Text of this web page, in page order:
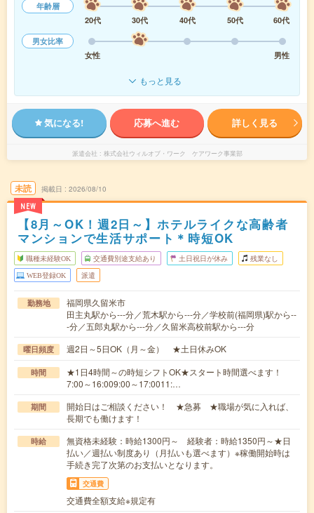
年齢層
20代
30代 40代 50代
60代
男女比率
女性
男性
もっと見る
気になる! 応募へ進む 詳しく見る
派遣会社 株式会社ウィルオブ・ワーク ケアワーク事業部
未読
NEW
掲載日 2026/08/10
【8月～OK！週2日～】ホテルライクな高齢者
マンションで生活サポート＊時短OK
職種未経験OK 交通費別途支給あり 土日祝日が休み 残業なし
WEB登録OK 派遣
勤務地
福岡県久留米市
田主丸駅から---分／荒木駅から---分／学校前(福岡県)駅から--
-分／五郎丸駅から---分／久留米高校前駅から---分
曜日頻度 週2日～5日OK（月～金） ★土日休みOK
時間
★1日4時間～の時短シフトOK★スタート時間選べます！
7:00～16:009:00～17:0011:…
期間
開始日はご相談ください！ ★急募 ★職場が気に入れば、
長期でも働けます！
時給
無資格未経験：時給1300円～ 経験者：時給1350円～★日
払い／週払い制度あり（月払いも選べます）※稼働開始時は
手続き完了次第のお支払いとなります。
交通費
交通費全額支給※規定有